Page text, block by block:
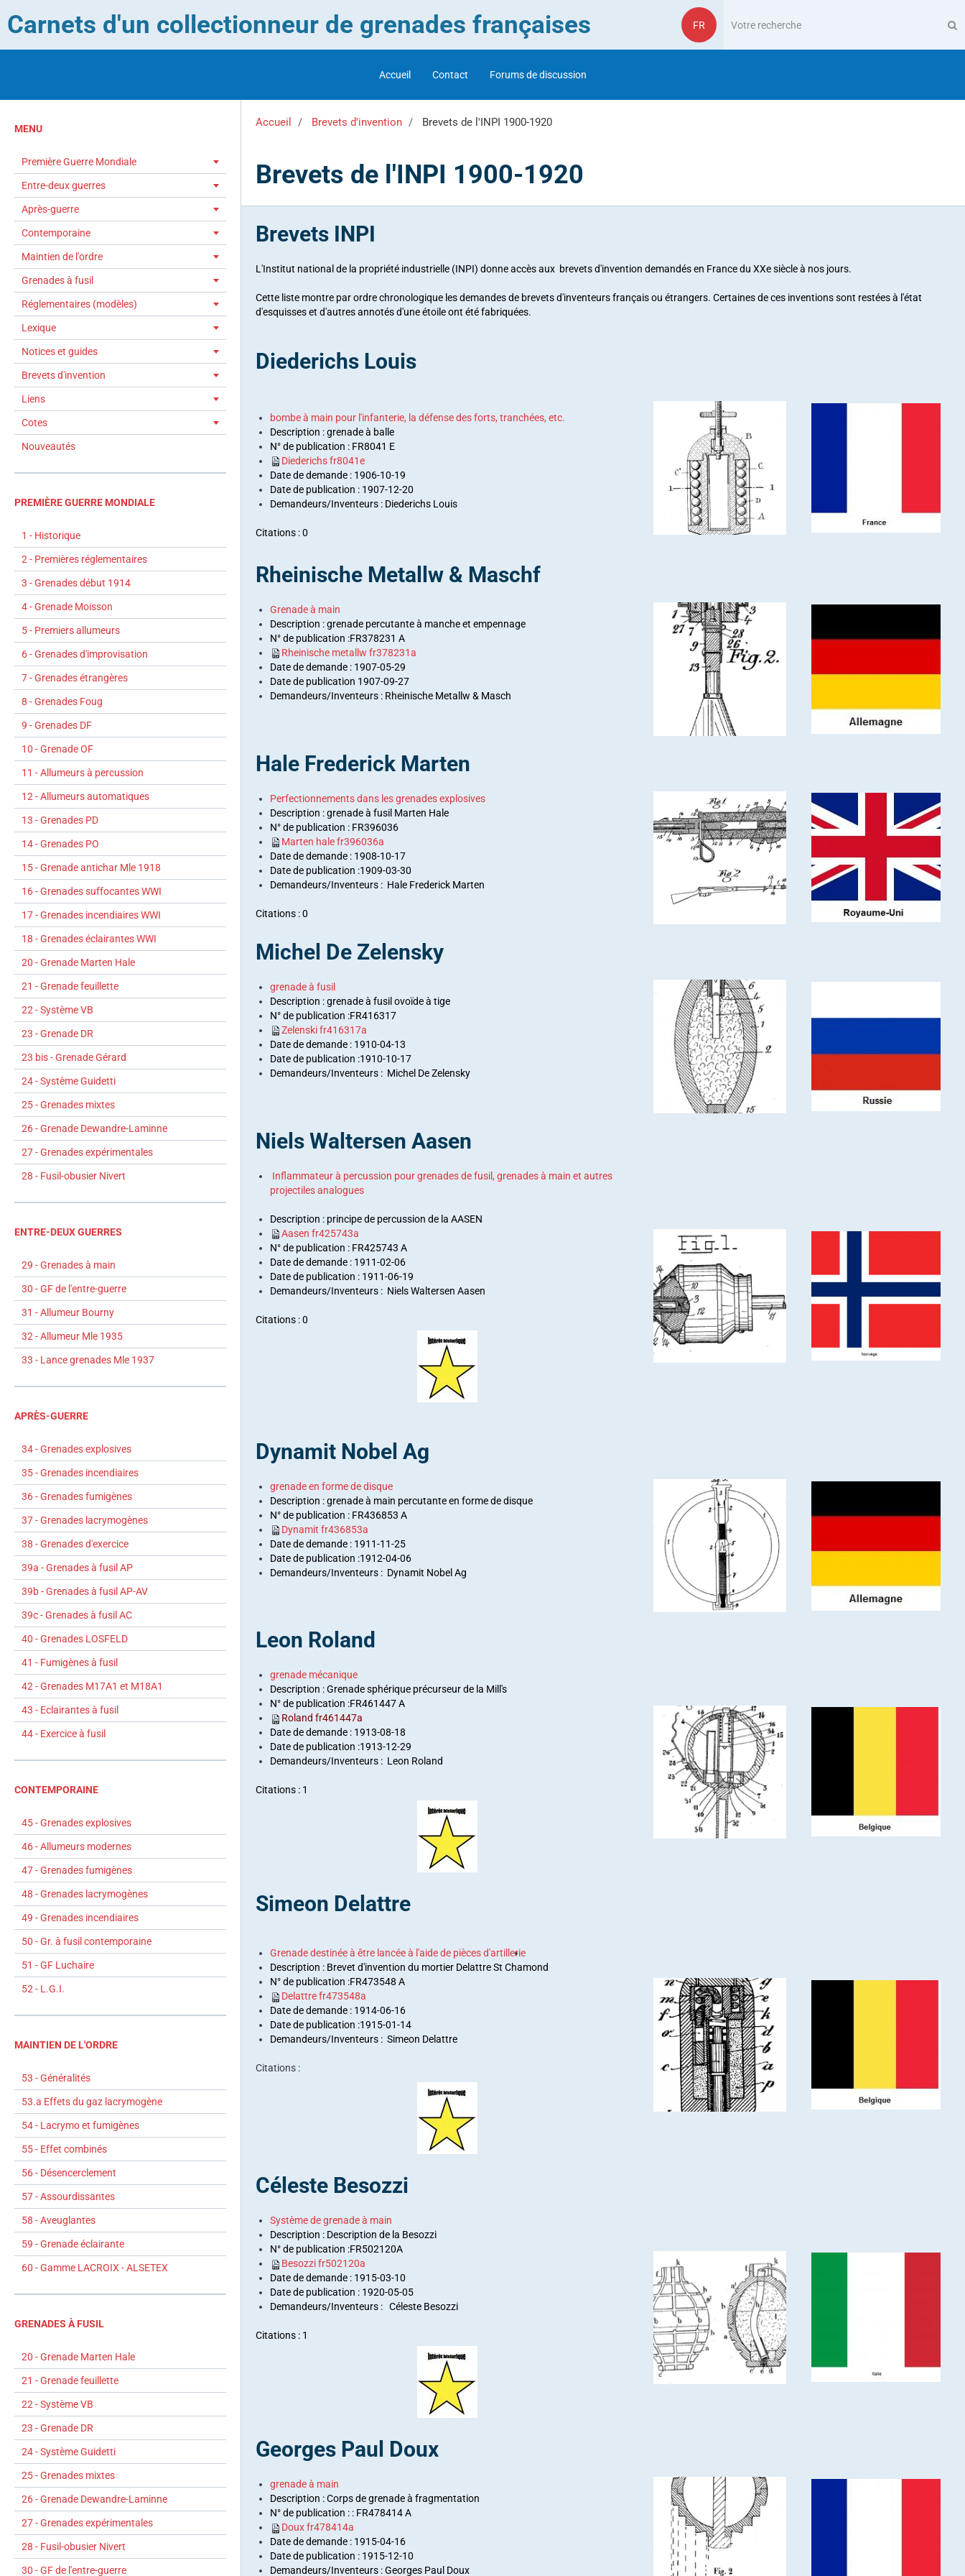
Carnets d'un collectionneur de grenades françaises FR
Accueil Contact Forums de discussion
Accueil Brevets d'invention Brevets de l'INPI 1900-1920
Brevets de l'INPI 1900-1920
Brevets INPI
L'Institut national de la propriété industrielle (INPI) donne accès aux brevets d'invention demandés en Francedu XXe siècle à nos jours.
Cette liste montre par ordre chronologique les demandes de brevets d'inventeurs français ou étrangers. Certaines de ces inventions sont restées à l'état
d'esquisses et d'autres annotés d'une étoile ont été fabriquées.
Diederichs Louis
bombe à main pour l'infanterie, la défense des forts, tranchées, etc.
Description : grenade à balle
N° de publication : FR8041 E
Diederichs fr8041e
Date de demande : 1906-10-19
Date de publication : 1907-12-20
Demandeurs/Inventeurs : Diederichs Louis
Citations : 0
Rheinische Metallw & Maschf
Grenade à main
Description : grenade percutante à manche et empennage
N° de publication :FR378231 A
Rheinische metallw fr378231a
Date de demande : 1907-05-29
Date de publication 1907-09-27
Demandeurs/Inventeurs : Rheinische Metallw & Masch
Hale Frederick Marten
Perfectionnements dans les grenades explosives
Description : grenade à fusil Marten Hale
N° de publication : FR396036
Marten hale fr396036a
Date de demande : 1908-10-17
Date de publication :1909-03-30
Demandeurs/Inventeurs : Hale Frederick Marten
Citations : 0
Michel De Zelensky
grenade à fusil
Description : grenade à fusil ovoïde à tige
N° de publication :FR416317
Zelenski fr416317a
Date de demande : 1910-04-13
Date de publication :1910-10-17
Demandeurs/Inventeurs : Michel De Zelensky
Niels Waltersen Aasen
Inflammateur à percussion pour grenades de fusil, grenades à main et autres
projectiles analogues
Description : principe de percussion de la AASEN
Aasen fr425743a
N° de publication : FR425743 A
Date de demande : 1911-02-06
Date de publication : 1911-06-19
Demandeurs/Inventeurs : Niels Waltersen Aasen
Citations : 0
Dynamit Nobel Ag
grenade en forme de disque
Description : grenade à main percutante en forme de disque
N° de publication : FR436853 A
Dynamit fr436853a
Date de demande : 1911-11-25
Date de publication :1912-04-06
Demandeurs/Inventeurs : Dynamit Nobel Ag
Leon Roland
grenade mécanique
Description : Grenade sphérique précurseur de la Mill's
N° de publication :FR461447 A
Roland fr461447a
Date de demande : 1913-08-18
Date de publication :1913-12-29
Demandeurs/Inventeurs : Leon Roland
Citations : 1
Simeon Delattre
Grenade destinéeà être lancéeà l'aide de pièces d'artillerie
Description : Brevet d'invention du mortier Delattre St Chamond
N° de publication :FR473548 A
Delattre fr473548a
Date de demande : 1914-06-16
Date de publication :1915-01-14
Demandeurs/Inventeurs : Simeon Delattre
Citations :
Céleste Besozzi
Système de grenade à main
Description : Description de la Besozzi
N° de publication :FR502120A
Besozzi fr502120a
Date de demande : 1915-03-10
Date de publication : 1920-05-05
Demandeurs/Inventeurs : Céleste Besozzi
Citations : 1
Georges Paul Doux
grenade à main
Description : Corps de grenade à fragmentation
N° de publication : : FR478414 A
Doux fr478414a
Date de demande : 1915-04-16
Date de publication : 1915-12-10
Demandeurs/Inventeurs : Georges Paul Doux
MENU
Première Guerre Mondiale
Entre-deux guerres
Après-guerre
Contemporaine
Maintien de l'ordre
Grenades à fusil
Réglementaires (modèles)
Lexique
Notices et guides
Brevets d'invention
Liens
Cotes
Nouveautés
PREMIÈRE GUERRE MONDIALE
1 - Historique
2 - Premières réglementaires
3 - Grenades début 1914
4 - Grenade Moisson
5 - Premiers allumeurs
6 - Grenades d'improvisation
7 - Grenades étrangères
8 - Grenades Foug
9 - Grenades DF
10 - Grenade OF
11 - Allumeurs à percussion
12 - Allumeurs automatiques
13 - Grenades PD
14 - Grenades PO
15 - Grenade antichar Mle 1918
16 - Grenades suffocantes WWI
17 - Grenades incendiaires WWI
18 - Grenades éclairantes WWI
20 - Grenade Marten Hale
21 - Grenade feuillette
22 - Système VB
23 - Grenade DR
23 bis - Grenade Gérard
24 - Système Guidetti
25 - Grenades mixtes
26 - Grenade Dewandre-Laminne
27 - Grenades expérimentales
28 - Fusil-obusier Nivert
ENTRE-DEUX GUERRES
29 - Grenades à main
30 - GF de l'entre-guerre
31 - Allumeur Bourny
32 - Allumeur Mle 1935
33 - Lance grenades Mle 1937
APRÈS-GUERRE
34 - Grenades explosives
35 - Grenades incendiaires
36 - Grenades fumigènes
37 - Grenades lacrymogènes
38 - Grenades d'exercice
39a - Grenades à fusil AP
39b - Grenades à fusil AP-AV
39c - Grenades à fusil AC
40 - Grenades LOSFELD
41 - Fumigènes à fusil
42 - Grenades M17A1 et M18A1
43 - Eclairantes à fusil
44 - Exercice à fusil
CONTEMPORAINE
45 - Grenades explosives
46 - Allumeurs modernes
47 - Grenades fumigènes
48 - Grenades lacrymogènes
49 - Grenades incendiaires
50 - Gr. à fusil contemporaine
51 - GF Luchaire
52 - L.G.I.
MAINTIEN DE L'ORDRE
53 - Généralités
53.a Effets du gaz lacrymogène
54 - Lacrymo et fumigènes
55 - Effet combinés
56 - Désencerclement
57 - Assourdissantes
58 - Aveuglantes
59 - Grenade éclairante
60 - Gamme LACROIX - ALSETEX
GRENADES À FUSIL
20 - Grenade Marten Hale
21 - Grenade feuillette
22 - Système VB
23 - Grenade DR
24 - Système Guidetti
25 - Grenades mixtes
26 - Grenade Dewandre-Laminne
27 - Grenades expérimentales
28 - Fusil-obusier Nivert
30 - GF de l'entre-guerre